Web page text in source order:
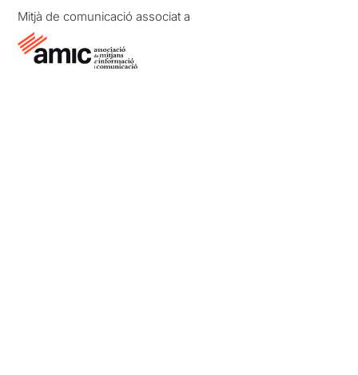
Mitjà de comunicació associat a